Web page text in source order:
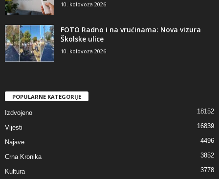
10. kolovoza 2026
FOTO Radno i na vrućinama: Nova vizura
Školske ulice
10. kolovoza 2026
POPULARNE KATEGORIJE
Izdvojeno 18152
Vijesti 16839
Najave 4496
Crna Kronika 3852
Kultura 3778